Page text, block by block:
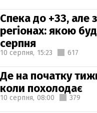
Спека до +33, але
регіонах: якою
серпня
10 серпня, 15:23 617
Де на початку
коли похолодає
10 серпня, 08:00 379